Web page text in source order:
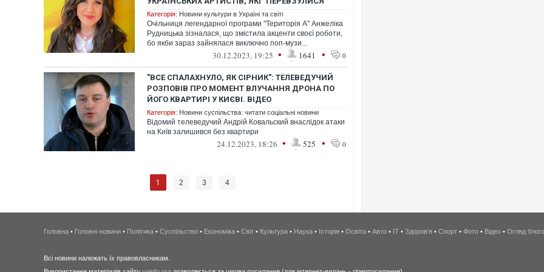
Категорія: Новини культури в Україні та світі
Очільниця легендарної програми "Територія А" Анжеліка
Рудницька зізналася, що змістила акценти своєї роботи,
бо якби зараз зайнялася виключно поп-музи...
30.12.2023, 19:25 • 1641 • 0
"ВСЕ СПАЛАХНУЛО, ЯК СІРНИК": ТЕЛЕВЕДУЧИЙ
РОЗПОВІВ ПРО МОМЕНТ ВЛУЧАННЯ ДРОНА ПО
ЙОГО КВАРТИРІ У КИЄВІ. ВІДЕО
Категорія: Новини суспільства: читати соціальні новини
Відомий телеведучий Андрій Ковальский внаслідок атаки
на Київ залишився без квартири
24.12.2023, 18:26 • 525 • 0
1 2 3 4
Головна • Головні новини • Політика • Суспільство • Економіка • Світ • Культура • Наука • Історія • Освіта • Авто • IT • Здоров'я • Спорт • Фото • Відео • Огляд
Всі новини належать їх правовласникам.